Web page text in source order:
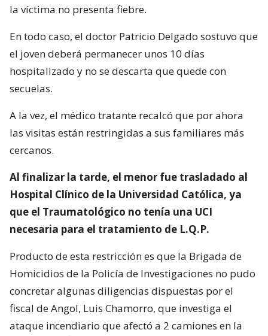
la víctima no presenta fiebre.
En todo caso, el doctor Patricio Delgado sostuvo que
el joven deberá permanecer unos 10 días
hospitalizado y no se descarta que quede con
secuelas.
A la vez, el médico tratante recalcó que por ahora
las visitas están restringidas a sus familiares más
cercanos.
Al finalizar la tarde, el menor fue trasladado al
Hospital Clínico de la Universidad Católica, ya
que el Traumatológico no tenía una UCI
necesaria para el tratamiento de L.Q.P.
Producto de esta restricción es que la Brigada de
Homicidios de la Policía de Investigaciones no pudo
concretar algunas diligencias dispuestas por el
fiscal de Angol, Luis Chamorro, que investiga el
ataque incendiario que afectó a 2 camiones en la